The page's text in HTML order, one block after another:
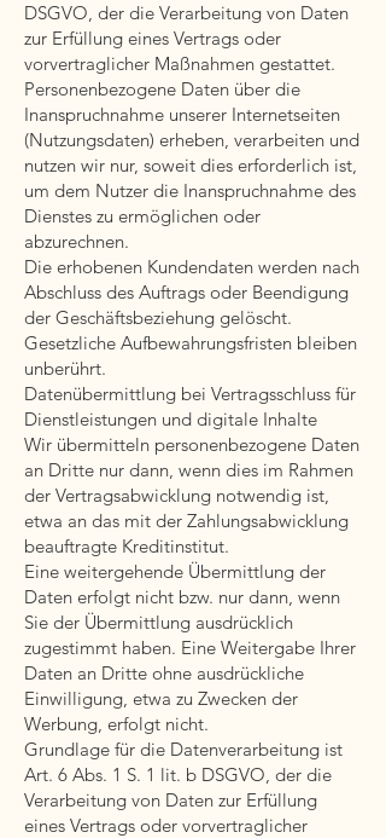
DSGVO, der die Verarbeitung von Daten
zur Erfüllung eines Vertrags oder
vorvertraglicher Maßnahmen gestattet.
Personenbezogene Daten über die
Inanspruchnahme unserer Internetseiten
(Nutzungsdaten) erheben, verarbeiten und
nutzen wir nur, soweit dies erforderlich ist,
um dem Nutzer die Inanspruchnahme des
Dienstes zu ermöglichen oder
abzurechnen.
Die erhobenen Kundendaten werden nach
Abschluss des Auftrags oder Beendigung
der Geschäftsbeziehung gelöscht.
Gesetzliche Aufbewahrungsfristen bleiben
unberührt.
Datenübermittlung bei Vertragsschluss für
Dienstleistungen und digitale Inhalte
Wir übermitteln personenbezogene Daten
an Dritte nur dann, wenn dies im Rahmen
der Vertragsabwicklung notwendig ist,
etwa an das mit der Zahlungsabwicklung
beauftragte Kreditinstitut.
Eine weitergehende Übermittlung der
Daten erfolgt nicht bzw. nur dann, wenn
Sie der Übermittlung ausdrücklich
zugestimmt haben. Eine Weitergabe Ihrer
Daten an Dritte ohne ausdrückliche
Einwilligung, etwa zu Zwecken der
Werbung, erfolgt nicht.
Grundlage für die Datenverarbeitung ist
Art. 6 Abs. 1 S. 1 lit. b DSGVO, der die
Verarbeitung von Daten zur Erfüllung
eines Vertrags oder vorvertraglicher